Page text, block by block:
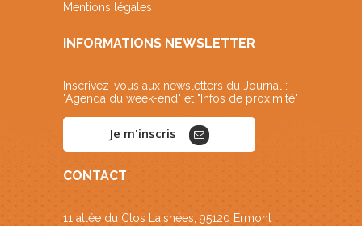
Mentions légales
INFORMATIONS NEWSLETTER
Inscrivez-vous aux newsletters du Journal :
"Agenda du week-end" et "Infos de proximité"
Je m'inscris
CONTACT
11 allée du Clos Laisnées, 95120 Ermont